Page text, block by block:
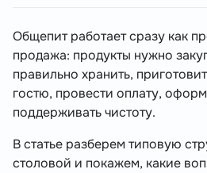
Общепит работает сразу как
продажа: продукты нужно
правильно хранить,
гостю, провести оплату,
поддерживать чистоту.
В статье разберем типовую
столовой и покажем, какие